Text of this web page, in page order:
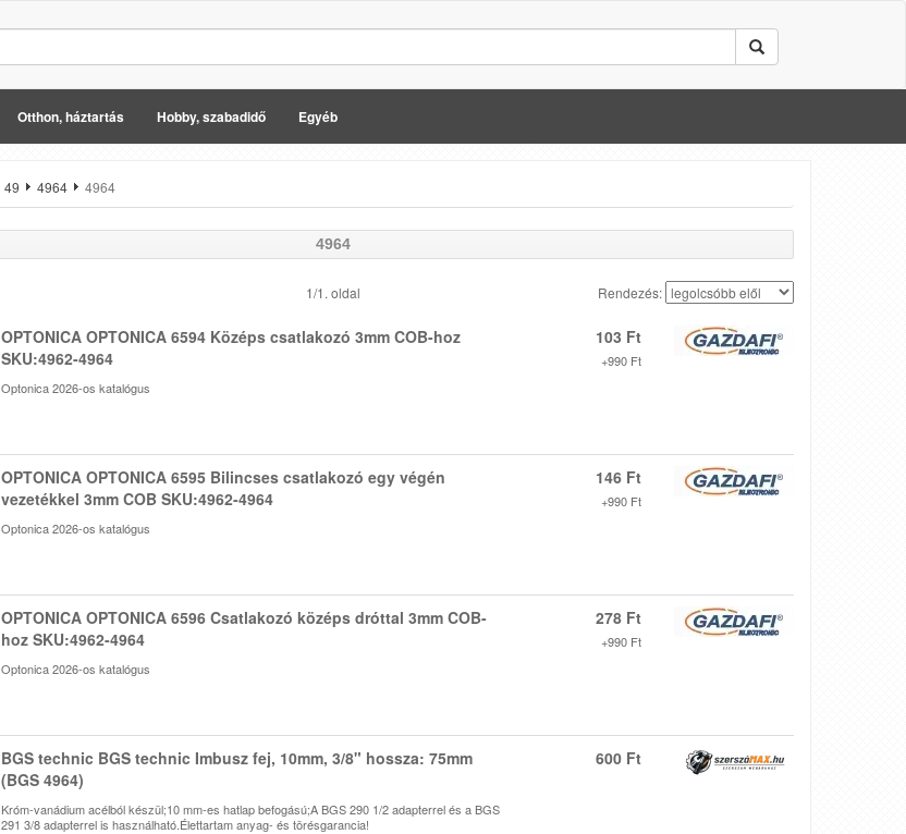
Otthon, háztartás Hobby, szabadidő Egyéb
49 4964 4964
4964
1/1. oldal Rendezés:
OPTONICA OPTONICA 6594 Középs csatlakozó 3mm COB-hoz
SKU:4962-4964
Optonica 2026-os katalógus
103 Ft
+990 Ft
OPTONICA OPTONICA 6595 Bilincses csatlakozó egy végén
vezetékkel 3mm COB SKU:4962-4964
Optonica 2026-os katalógus
146 Ft
+990 Ft
OPTONICA OPTONICA 6596 Csatlakozó középs dróttal 3mm COB-
hoz SKU:4962-4964
Optonica 2026-os katalógus
278 Ft
+990 Ft
BGS technic BGS technic Imbusz fej, 10mm, 3/8" hossza: 75mm
(BGS 4964)
Króm-vanádium acélból készül;10 mm-es hatlap befogású;A BGS 290 1/2 adapterrel és a BGS
291 3/8 adapterrel is használható.Élettartam anyag- és törésgarancia!
600 Ft